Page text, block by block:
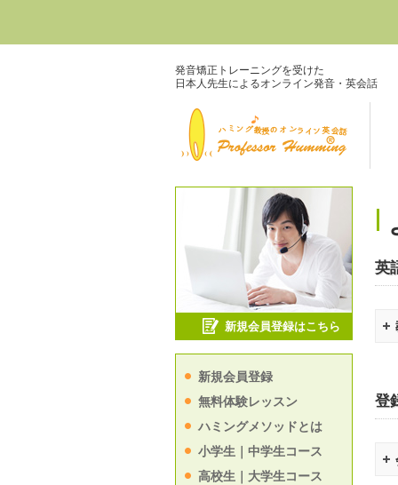
発音矯正トレーニングを受けた
日本人先生によるオンライン発音・英会話
新規会員登録はこちら
新規会員登録
無料体験レッスン
ハミングメソッドとは
小学生｜中学生コース
高校生｜大学生コース
英
登